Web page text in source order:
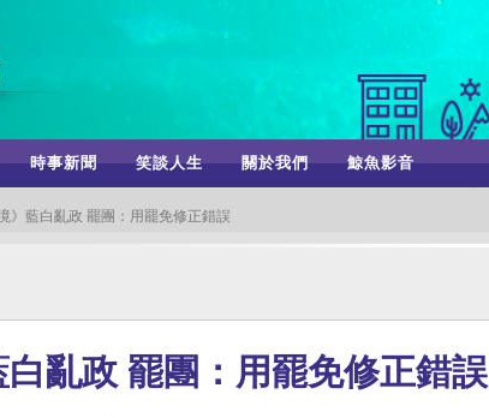
時事新聞 笑談人生 關於我們 鯨魚影音
》藍白亂政 罷團：用罷免修正錯誤
亂政 罷團：用罷免修正錯誤